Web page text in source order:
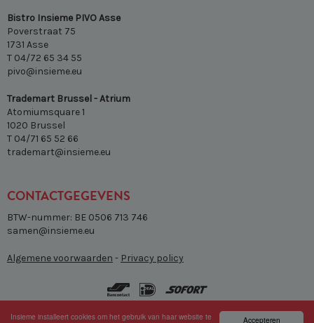
Accepteren
Insieme installeert cookies om het gebruik van haar website te
Bistro Insieme PIVO Asse
Poverstraat 75
1731 Asse
T 04/72 65 34 55
pivo@insieme.eu
Trademart Brussel - Atrium
Atomiumsquare 1
1020 Brussel
T 04/71 65 52 66
trademart@insieme.eu
CONTACTGEGEVENS
BTW-nummer: BE 0506 713 746
samen@insieme.eu
Algemene voorwaarden - Privacy policy